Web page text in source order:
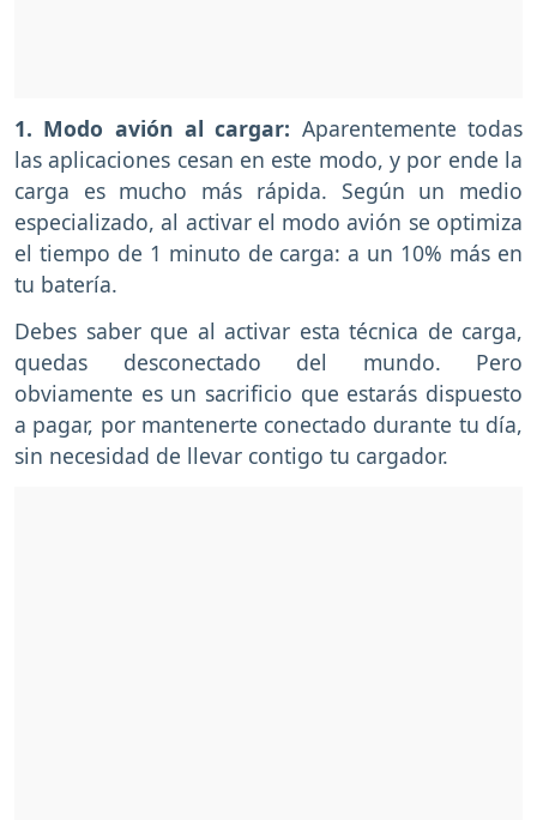
1. Modo avión al cargar: Aparentemente todas
las aplicaciones cesan en este modo, y por ende la
carga es mucho más rápida. Según un medio
especializado, al activar el modo avión se optimiza
el tiempo de 1 minuto de carga: a un 10% más en
tu batería.
Debes saber que al activar esta técnica de carga,
quedas desconectado del mundo. Pero
obviamente es un sacrificio que estarás dispuesto
a pagar, por mantenerte conectado durante tu día,
sin necesidad de llevar contigo tu cargador.